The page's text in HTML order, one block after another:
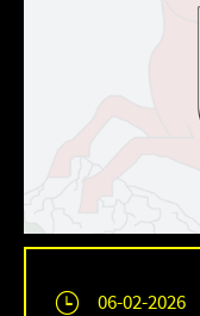
06-02-2026